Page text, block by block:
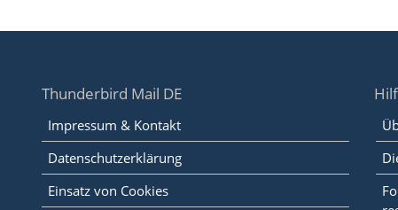
Thunderbird Mail DE
Impressum & Kontakt
Datenschutzerklärung
Einsatz von Cookies